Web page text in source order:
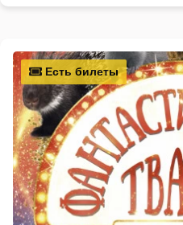
Есть билеты